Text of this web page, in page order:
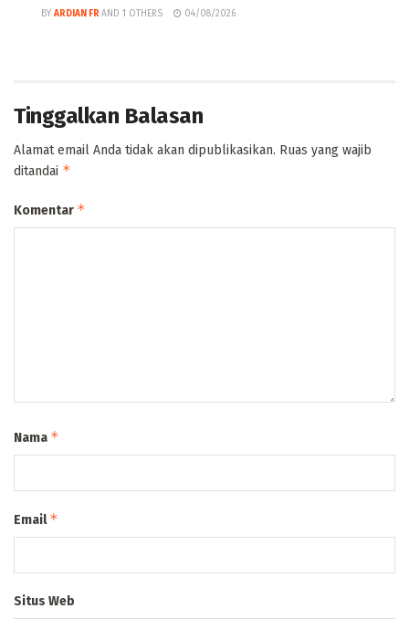
BY ARDIAN FR AND 1 OTHERS 04/08/2026
Tinggalkan Balasan
Alamat email Anda tidak akan dipublikasikan. Ruas yang wajib
ditandai *
Komentar *
Nama *
Email*
Situs Web